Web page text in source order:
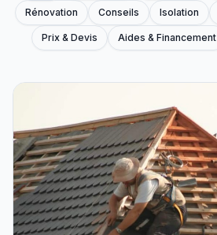
Rénovation Conseils Isolation
Prix & Devis Aides & Financement